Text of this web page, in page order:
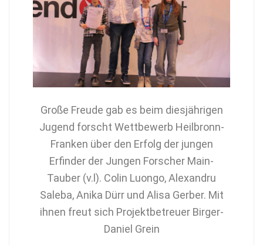
Große Freude gab es beim diesjährigen
Jugend forscht Wettbewerb Heilbronn-
Franken über den Erfolg der jungen
Erfinder der Jungen Forscher Main-
Tauber (v.l). Colin Luongo, Alexandru
Saleba, Anika Dürr und Alisa Gerber. Mit
ihnen freut sich Projektbetreuer Birger-
Daniel Grein